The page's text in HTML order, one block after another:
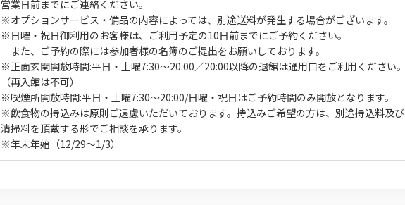
営業日前までにご連絡ください。
※オプションサービス・備品の内容によっては、別途送料が発生する場合がございます。
※日曜・祝日御利用のお客様は、ご利用予定の10日前までにご予約ください。
また、ご予約の際には参加者様の名簿のご提出をお願いしております。
※正面玄関開放時間:平日・土曜7:30～20:00／20:00以降の退館は通用口をご利用ください。
（再入館は不可）
※喫煙所開放時間:平日・土曜7:30～20:00/日曜・祝日はご予約時間のみ開放となります。
※飲食物の持込みは原則ご遠慮いただいております。持込みご希望の方は、別途持込料及び
清掃料を頂戴する形でご相談を承ります。
※年末年始（12/29～1/3）